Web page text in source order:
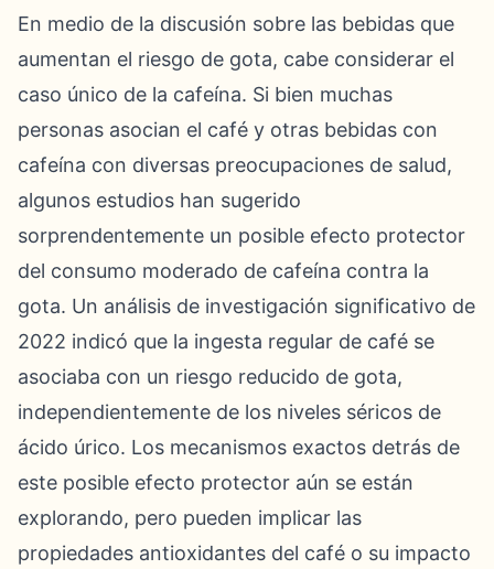
En medio de la discusión sobre las bebidas que
aumentan el riesgo de gota, cabe considerar el
caso único de la cafeína. Si bien muchas
personas asocian el café y otras bebidas con
cafeína con diversas preocupaciones de salud,
algunos estudios han sugerido
sorprendentemente un posible efecto protector
del consumo moderado de cafeína contra la
gota. Un análisis de investigación significativo de
2022 indicó que la ingesta regular de café se
asociaba con un riesgo reducido de gota,
independientemente de los niveles séricos de
ácido úrico. Los mecanismos exactos detrás de
este posible efecto protector aún se están
explorando, pero pueden implicar las
propiedades antioxidantes del café o su impacto